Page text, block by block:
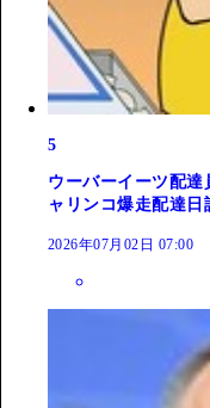
5
ウーバーイーツ配
ャリンコ爆走配達日
2026年07月02日 07:00